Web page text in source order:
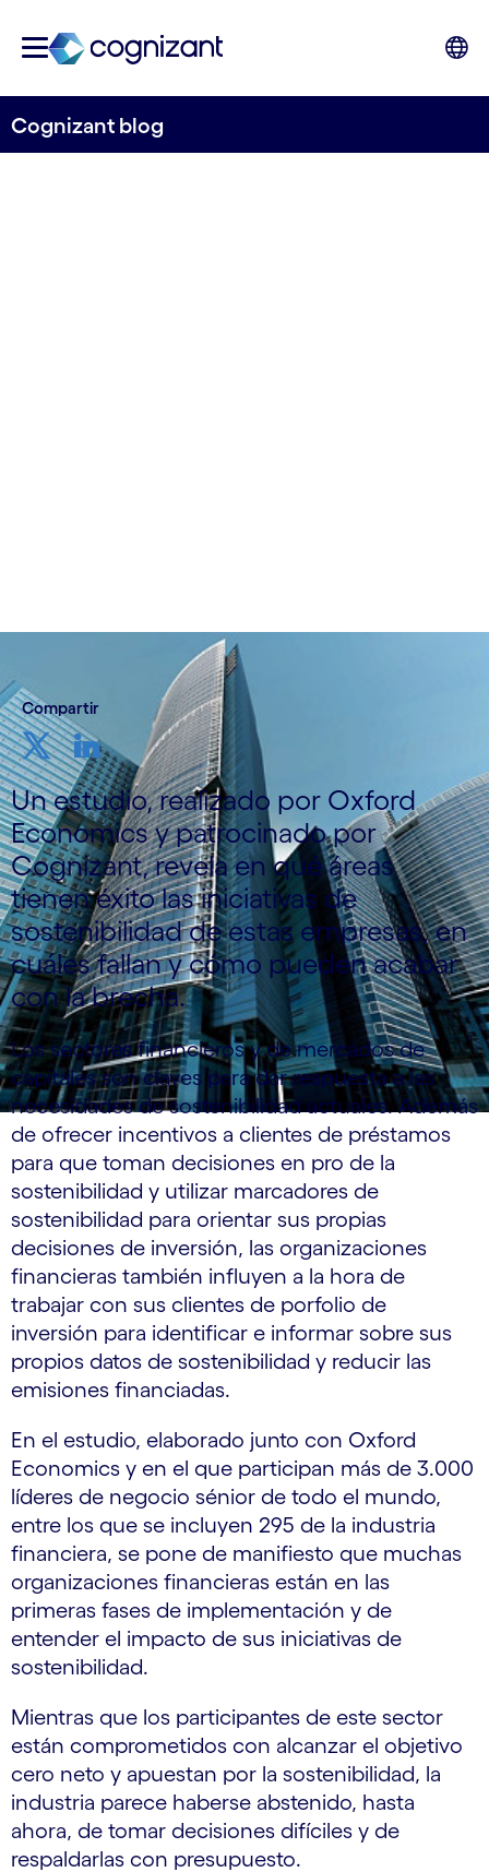
Cognizant blog
Compartir
Un estudio, realizado por Oxford
Economics y patrocinado por
Cognizant, revela en qué áreas
tienen éxito las iniciativas de
sostenibilidad de estas empresas, en
cuáles fallan y cómo pueden acabar
con la brecha.
Los sectores financieros y de mercados de
capitales son claves para dar respuesta a las
necesidades de sostenibilidad actuales. Además
de ofrecer incentivos a clientes de préstamos
para que toman decisiones en pro de la
sostenibilidad y utilizar marcadores de
sostenibilidad para orientar sus propias
decisiones de inversión, las organizaciones
financieras también influyen a la hora de
trabajar con sus clientes de porfolio de
inversión para identificar e informar sobre sus
propios datos de sostenibilidad y reducir las
emisiones financiadas.
En el estudio, elaborado junto con Oxford
Economics y en el que participan más de 3.000
líderes de negocio sénior de todo el mundo,
entre los que se incluyen 295 de la industria
financiera, se pone de manifiesto que muchas
organizaciones financieras están en las
primeras fases de implementación y de
entender el impacto de sus iniciativas de
sostenibilidad.
Mientras que los participantes de este sector
están comprometidos con alcanzar el objetivo
cero neto y apuestan por la sostenibilidad, la
industria parece haberse abstenido, hasta
ahora, de tomar decisiones difíciles y de
respaldarlas con presupuesto.